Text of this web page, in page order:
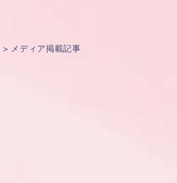
メディア掲載記事